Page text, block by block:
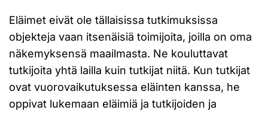
Eläimet eivät ole tällaisissa tutkimuksissa
objekteja vaan itsenäisiä toimijoita, joilla on oma
näkemyksensä maailmasta. Ne kouluttavat
tutkijoita yhtä lailla kuin tutkijat niitä. Kun tutkijat
ovat vuorovaikutuksessa eläinten kanssa, he
oppivat lukemaan eläimiä ja tutkijoiden ja